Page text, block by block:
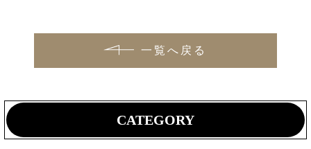
一覧へ戻る
CATEGORY